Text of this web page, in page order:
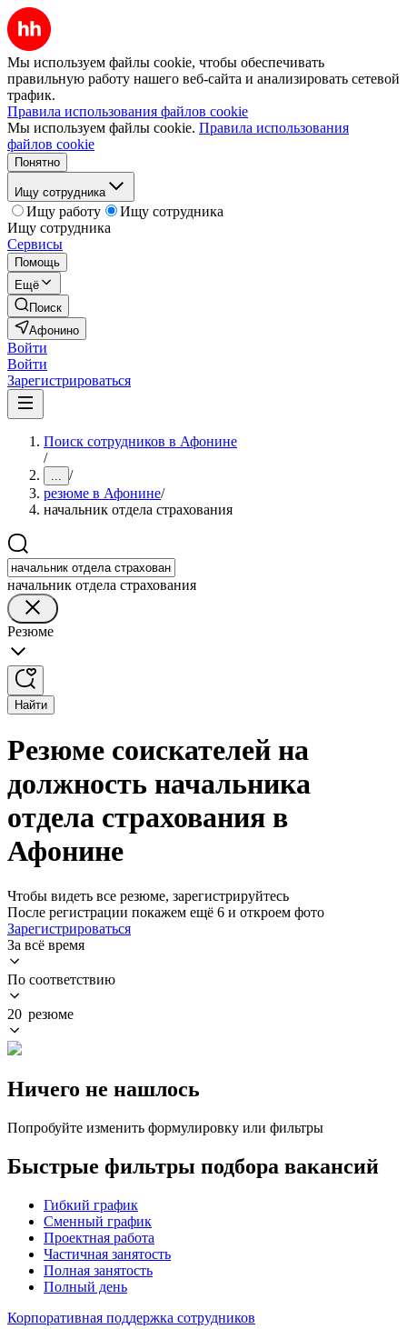
Мы используем файлы cookie, чтобы обеспечивать
правильную работу нашего веб-сайта и анализировать сетевой
трафик.
Правила использования файлов cookie
Мы используем файлы cookie. Правила использования
файлов cookie
Понятно
Ищу сотрудника
Ищу работу
Ищу сотрудника
Ищу сотрудника
Сервисы
Помощь
Ещё
Поиск
Афонино
Войти
Войти
Зарегистрироваться
Поиск сотрудников в Афонине
/
... /
резюме в Афонине/
начальник отдела страхования
начальник отдела страхования
Резюме
Найти
Резюме соискателей на
должность начальника
отдела страхования в
Афонине
Чтобы видеть все резюме, зарегистрируйтесь
После регистрации покажем ещё 6 и откроем фото
Зарегистрироваться
За всё время
По соответствию
20 резюме
Ничего не нашлось
Попробуйте изменить формулировку или фильтры
Быстрые фильтры подбора вакансий
Гибкий график
Сменный график
Проектная работа
Частичная занятость
Полная занятость
Полный день
Корпоративная поддержка сотрудников